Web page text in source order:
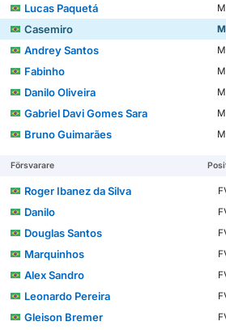
Lucas Paquetá
Casemiro
Andrey Santos
Fabinho
Danilo Oliveira
Gabriel Davi Gomes Sara
Bruno Guimarães
Försvarare
Roger Ibanez da Silva
Danilo
Douglas Santos
Marquinhos
Alex Sandro
Leonardo Pereira
Gleison Bremer